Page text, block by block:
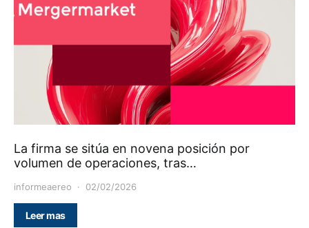
La firma se sitúa en novena posición por
volumen de operaciones, tras…
informeaereo 02/02/2026
Leer mas